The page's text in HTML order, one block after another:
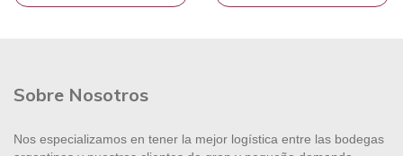
Sobre Nosotros
Nos especializamos en tener la mejor logística entre las bodegas